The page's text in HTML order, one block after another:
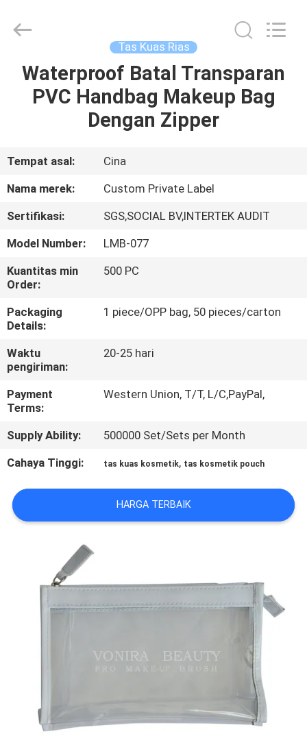
RUMAH
TENTANG
KAMI
TUR
PABRIK
KONTROL
KUALITAS
SITEMAP
PRIVACY
POLICY
Reserved.
Tas Kuas Rias
Waterproof Batal Transparan
PVC Handbag Makeup Bag
Dengan Zipper
Tempat asal:
Cina
Nama merek:
Custom Private Label
Sertifikasi:
SGS,SOCIAL BV,INTERTEK AUDIT
Model Number:
LMB-077
Kuantitas min
Order:
500 PC
Packaging
Details:
1 piece/OPP bag, 50 pieces/carton
Waktu
pengiriman:
20-25 hari
Payment
Terms:
Western Union, T/T, L/C,PayPal,
Supply Ability:
500000 Set/Sets per Month
Cahaya Tinggi:
tas kuas kosmetik, tas kosmetik pouch
HARGA TERBAIK